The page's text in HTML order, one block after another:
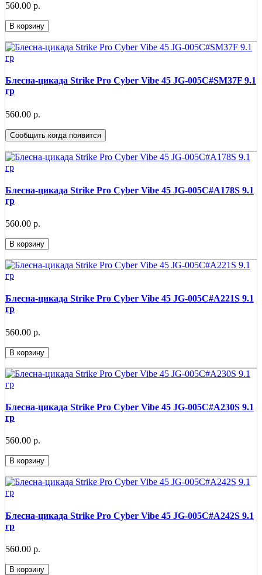
560.00 р.
В корзину
Блесна-цикада Strike Pro Cyber Vibe 45 JG-005C#SM37F 9.1
гр
560.00 р.
Сообщить когда появится
Блесна-цикада Strike Pro Cyber Vibe 45 JG-005C#A178S 9.1
гр
560.00 р.
В корзину
Блесна-цикада Strike Pro Cyber Vibe 45 JG-005C#A221S 9.1
гр
560.00 р.
В корзину
Блесна-цикада Strike Pro Cyber Vibe 45 JG-005C#A230S 9.1
гр
560.00 р.
В корзину
Блесна-цикада Strike Pro Cyber Vibe 45 JG-005C#A242S 9.1
гр
560.00 р.
В корзину